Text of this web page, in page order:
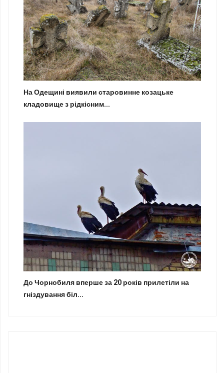
На Одещині виявили старовинне козацьке
кладовище з рідкісним...
До Чорнобиля вперше за 20 років прилетіли на
гніздування біл...